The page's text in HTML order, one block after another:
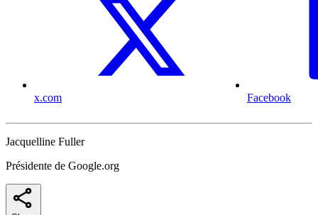
x.com Facebook
Jacquelline Fuller
Présidente de Google.org